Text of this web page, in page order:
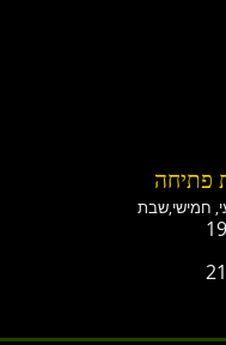
פתיחה
חמישי,שבת